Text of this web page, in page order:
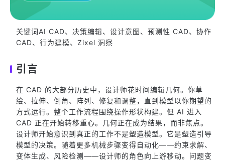
关键词AI CAD、决策编辑、设计意图、预测性 CAD、协作
CAD、行为建模、Zixel 洞察
引言
在 CAD 的大部分历史中，设计师花时间编辑几何。你草
绘、拉伸、倒角、阵列、修复和调整，直到模型以你期望的
方式运行。整个工作流程围绕操作形状构建。但 AI 进入
CAD 正在开始转移重心。几何正在成为结果，而非焦点。
设计师开始意识到真正的工作不是塑造模型。它是塑造引导
模型的决策。随着更多机械步骤变得自动化——约束求解、
变体生成、风险检测——设计师的角色向上游移动。问题变